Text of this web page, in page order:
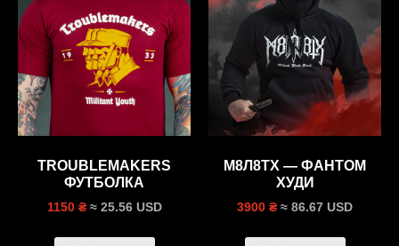
TROUBLEMAKERS
ФУТБОЛКА
1150 ₴ ≈ 25.56 USD
М8Л8ТХ — ФАНТОМ
ХУДИ
3900 ₴ ≈ 86.67 USD